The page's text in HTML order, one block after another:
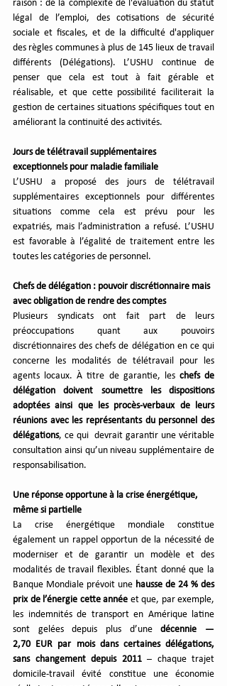
raison : de la complexité de l'évaluation du statut
légal de l’emploi, des cotisations de sécurité
sociale et fiscales, et de la difficulté d'appliquer
des règles communes à plus de 145 lieux de travail
différents (Délégations). L’USHU continue de
penser que cela est tout à fait gérable et
réalisable, et que cette possibilité faciliterait la
gestion de certaines situations spécifiques tout en
améliorant la continuité des activités.
Jours de télétravail supplémentaires
exceptionnels pour maladie familiale
L’USHU a proposé des jours de télétravail
supplémentaires exceptionnels pour différentes
situations comme cela est prévu pour les
expatriés, mais l’administration a refusé. L’USHU
est favorable à l’égalité de traitement entre les
toutes les catégories de personnel.
Chefs de délégation : pouvoir discrétionnaire mais
avec obligation de rendre des comptes
Plusieurs syndicats ont fait part de leurs
préoccupations quant aux pouvoirs
discrétionnaires des chefs de délégation en ce qui
concerne les modalités de télétravail pour les
agents locaux. À titre de garantie, les chefs de
délégation doivent soumettre les dispositions
adoptées ainsi que les procès-verbaux de leurs
réunions avec les représentants du personnel des
délégations, ce qui  devrait garantir une véritable
consultation ainsi qu’un niveau supplémentaire de
responsabilisation.
Une réponse opportune à la crise énergétique,
même si partielle
La crise énergétique mondiale constitue
également un rappel opportun de la nécessité de
moderniser et de garantir un modèle et des
modalités de travail flexibles. Étant donné que la
Banque Mondiale prévoit une hausse de 24 % des
prix de l’énergie cette année et que, par exemple,
les indemnités de transport en Amérique latine
sont gelées depuis plus d’une décennie —
2,70 EUR par mois dans certaines délégations,
sans changement depuis 2011 – chaque trajet
domicile-travail évité constitue une économie